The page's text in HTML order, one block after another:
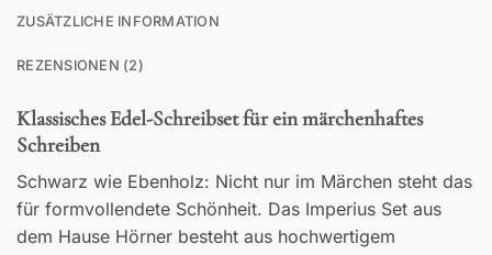
ZUSÄTZLICHE INFORMATION
REZENSIONEN (2)
Klassisches Edel-Schreibset für ein märchenhaftes
Schreiben
Schwarz wie Ebenholz: Nicht nur im Märchen steht das
für formvollendete Schönheit. Das Imperius Set aus
dem Hause Hörner besteht aus hochwertigem